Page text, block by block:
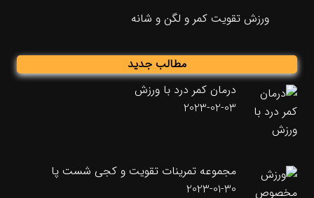
ورزش تقویت کمر و لگن و شانه
مطالب جدید
درمان کمر درد با ورزش
2023-02-03
مجموعه تمرینات تقویت و کجی شست پا
2023-01-30